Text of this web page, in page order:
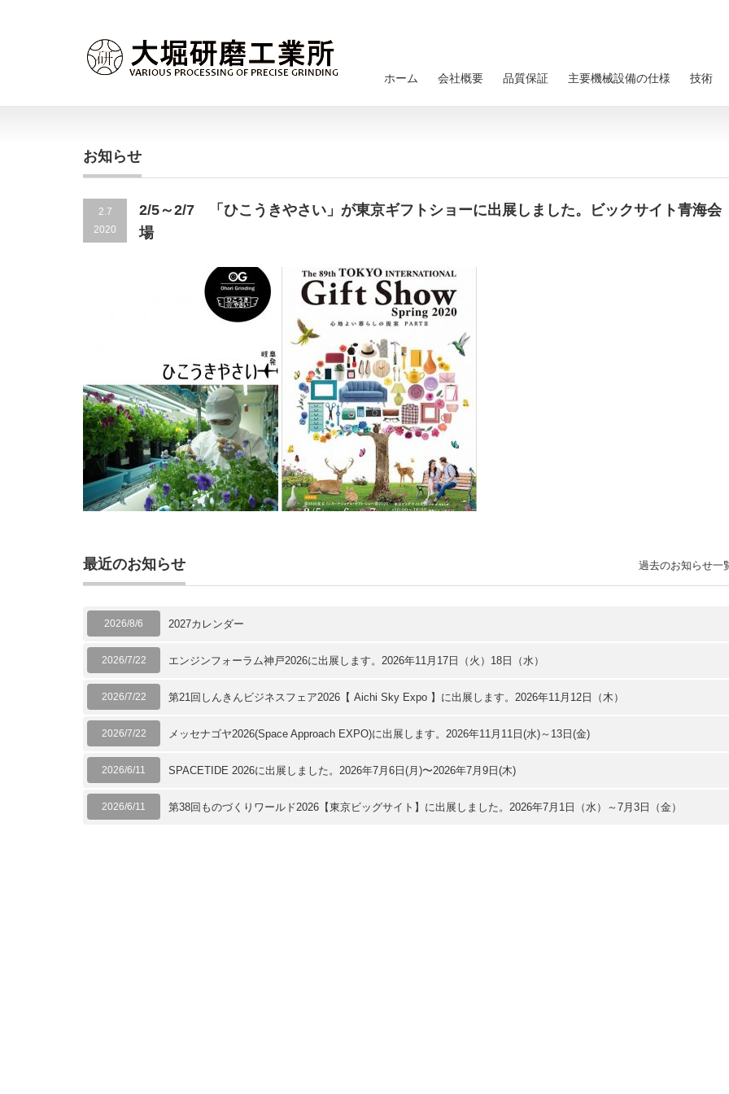
ホーム 会社概要 品質保証 主要機械設備の仕様 技術
お知らせ
2.7
2020
2/5～2/7 「ひこうきやさい」が東京ギフトショーに出展しました。ビックサイト青海会
場
最近のお知らせ
2026/8/6 2027カレンダー
2026/7/22 エンジンフォーラム神戸2026に出展します。2026年11月17日（火）18日（水）
2026/7/22 第21回しんきんビジネスフェア2026【 Aichi Sky Expo 】に出展します。2026年11月12日（木）
2026/7/22 メッセナゴヤ2026(Space Approach EXPO)に出展します。2026年11月11日(水)～13日(金)
2026/6/11 SPACETIDE 2026に出展しました。2026年7月6日(月)〜2026年7月9日(木)
2026/6/11 第38回ものづくりワールド2026【東京ビッグサイト】に出展しました。2026年7月1日（水）～7月3日（金）
過去のお知らせ一